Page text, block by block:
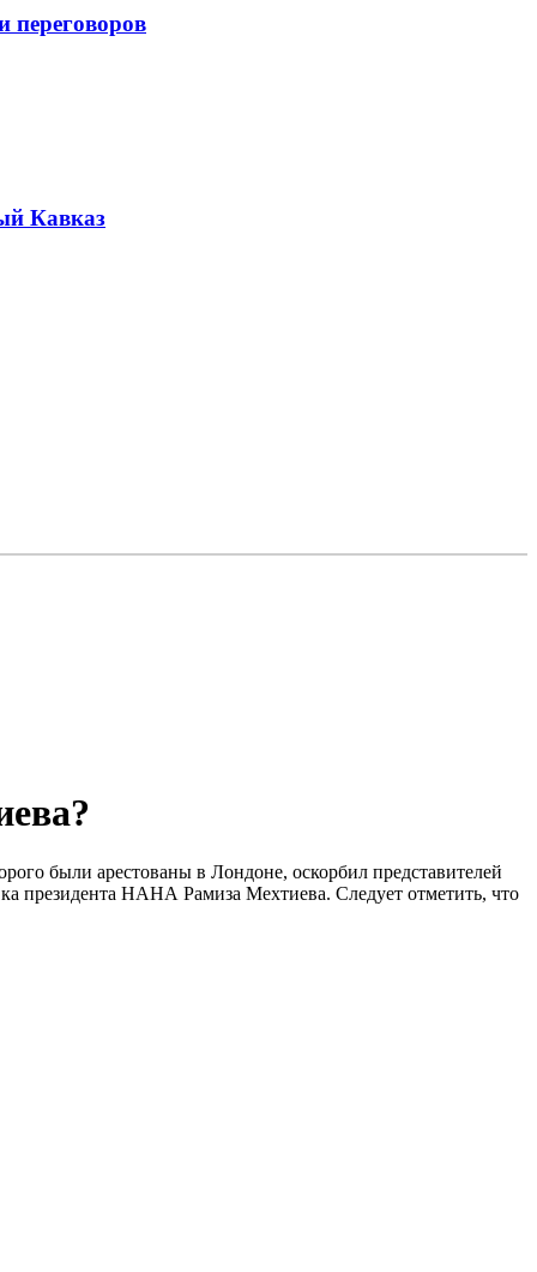
переговоров
Кавказ
были арестованы в Лондоне, оскорбил представителей
президента НАНА Рамиза Мехтиева. Следует отметить, что